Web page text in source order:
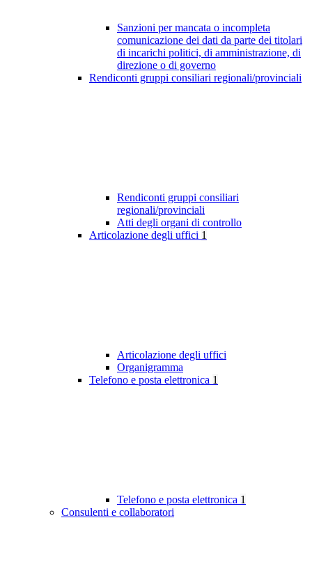
Sanzioni per mancata o incompleta
comunicazione dei dati da parte dei titolari
di incarichi politici, di amministrazione, di
direzione o di governo
Rendiconti gruppi consiliari regionali/provinciali
Rendiconti gruppi consiliari
regionali/provinciali
Atti degli organi di controllo
Articolazione degli uffici 1
Articolazione degli uffici
Organigramma
Telefono e posta elettronica 1
Telefono e posta elettronica 1
Consulenti e collaboratori